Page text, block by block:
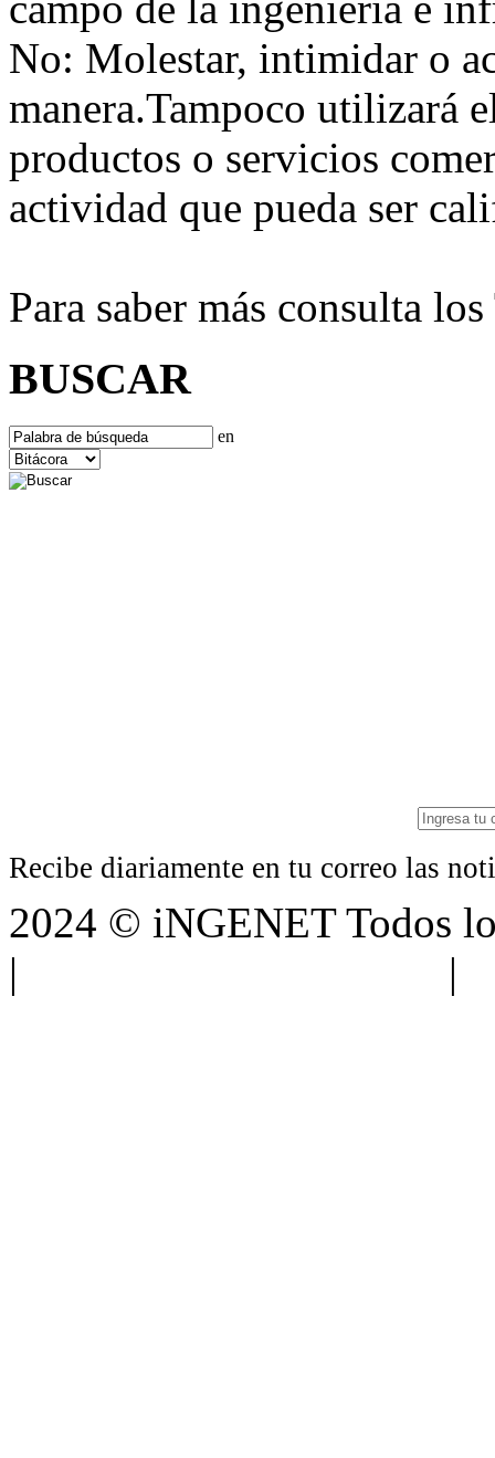
No: Molestar, intimidar o
manera.Tampoco utilizará
productos o servicios
actividad que pueda ser
Para saber más consulta
BUSCAR
en
Recibe diariamente en tu correo las
2024 © iNGENET Todos
|
|